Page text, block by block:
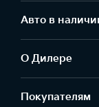
Авто в
О Дилере
Покупателям